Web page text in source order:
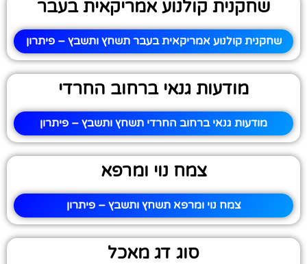
שחקנית קולנוע אמריקאית בעבר
שחקנית קולנוע אמריקאית בעבר תשחץ ותשבץ – פיתרון
מודעות גנאי ברחוב החרדי
מודעות גנאי ברחוב החרדי תשחץ ותשבץ – פיתרון
צמח נוי ומרפא
צמח נוי ומרפא תשחץ ותשבץ – פיתרון
סוג דג מאכל